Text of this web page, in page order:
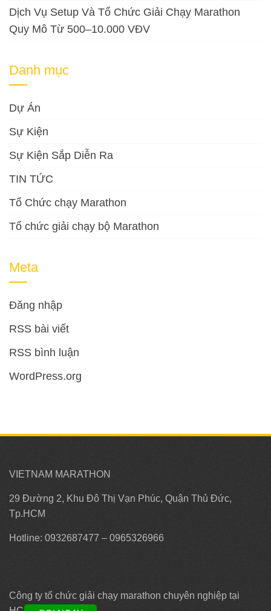
Dịch Vụ Setup Và Tổ Chức Giải Chạy Marathon
Quy Mô Từ 500–10.000 VĐV
Danh mục
Dự Án
Sự Kiện
Sự Kiện Sắp Diễn Ra
TIN TỨC
Tổ Chức chạy Marathon
Tổ chức giải chạy bộ Marathon
Meta
Đăng nhập
RSS bài viết
RSS bình luận
WordPress.org
VIETNAM MARATHON
29 Đường 2, Khu Đô Thị Vạn Phúc, Quận Thủ Đức,
Tp.HCM
Hotline: 0932687477 – 0965326966
Công ty tổ chức giải chạy marathon chuyên nghiệp tại